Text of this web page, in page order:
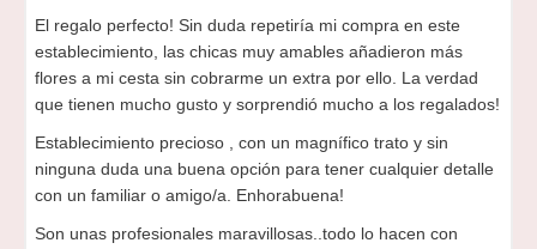
El regalo perfecto! Sin duda repetiría mi compra en este
establecimiento, las chicas muy amables añadieron más
flores a mi cesta sin cobrarme un extra por ello. La verdad
que tienen mucho gusto y sorprendió mucho a los regalados!
Establecimiento precioso , con un magnífico trato y sin
ninguna duda una buena opción para tener cualquier detalle
con un familiar o amigo/a. Enhorabuena!
Son unas profesionales maravillosas..todo lo hacen con